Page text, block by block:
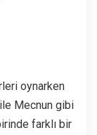
oynarken
Mecnun gibi
farklı bir